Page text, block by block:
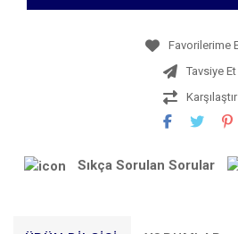
Tavsiye Et
Karşılaştır
Sıkça Sorulan Sorular